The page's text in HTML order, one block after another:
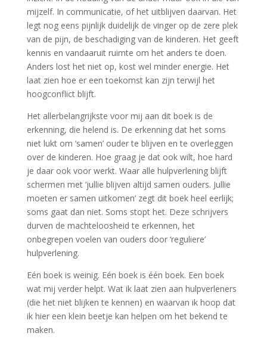
mijzelf. In communicatie, of het uitblijven daarvan. Het
legt nog eens pijnlijk duidelijk de vinger op de zere plek
van de pijn, de beschadiging van de kinderen. Het geeft
kennis en vandaaruit ruimte om het anders te doen.
Anders lost het niet op, kost wel minder energie. Het
laat zien hoe er een toekomst kan zijn terwijl het
hoogconflict blijft.
Het allerbelangrijkste voor mij aan dit boek is de
erkenning, die helend is. De erkenning dat het soms
niet lukt om ‘samen’ ouder te blijven en te overleggen
over de kinderen. Hoe graag je dat ook wilt, hoe hard
je daar ook voor werkt. Waar alle hulpverlening blijft
schermen met ‘jullie blijven altijd samen ouders. Jullie
moeten er samen uitkomen’ zegt dit boek heel eerlijk;
soms gaat dan niet. Soms stopt het. Deze schrijvers
durven de machteloosheid te erkennen, het
onbegrepen voelen van ouders door ‘reguliere’
hulpverlening.
Eén boek is weinig. Eén boek is één boek. Een boek
wat mij verder helpt. Wat ik laat zien aan hulpverleners
(die het niet blijken te kennen) en waarvan ik hoop dat
ik hier een klein beetje kan helpen om het bekend te
maken.